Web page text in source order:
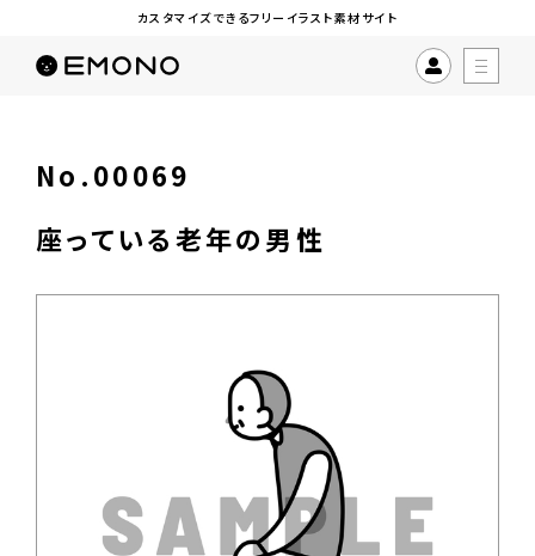
カスタマイズできるフリーイラスト素材サイト
No.00069
座っている老年の男性